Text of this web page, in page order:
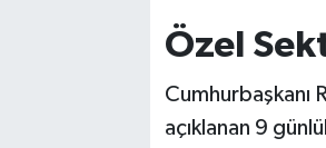
Özel
Cumhurbaşkanı
açıklanan 9